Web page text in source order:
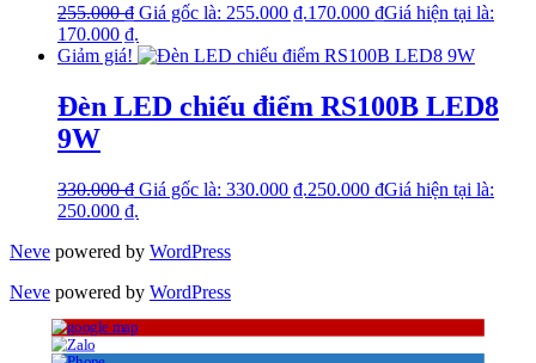
255.000₫ Giá gốc là: 255.000 ₫.170.000 ₫Giá hiện tại là:
170.000 ₫.
Giảm giá!
Đèn LED chiếu điểm RS100B LED8
9W
330.000₫ Giá gốc là: 330.000 ₫.250.000 ₫Giá hiện tại là:
250.000 ₫.
Neve powered by WordPress
Neve powered by WordPress